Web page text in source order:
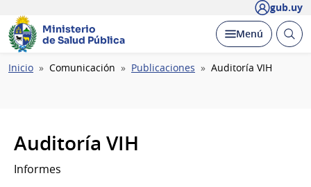
gub.uy
Ministerio
de Salud Pública
Desplegar
Menú Abrir
Ruta
Inicio Comunicación Publicaciones Auditoría VIH
Auditoría VIH
Informes